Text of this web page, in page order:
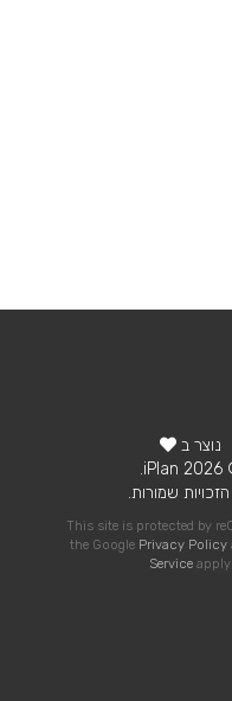
נוצר ב
©
שמורות.
This site is protected by
the Google Privacy Policy
Service apply